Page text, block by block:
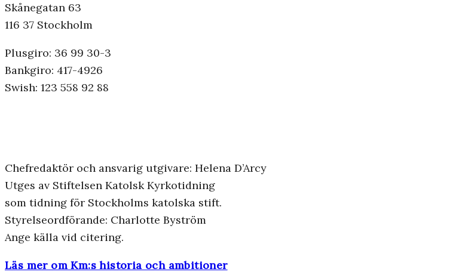
Skånegatan 63
116 37 Stockholm
Plusgiro: 36 99 30-3
Bankgiro: 417-4926
Swish: 123 558 92 88
Chefredaktör och ansvarig utgivare: Helena D’Arcy
Utges av Stiftelsen Katolsk Kyrkotidning
som tidning för Stockholms katolska stift.
Styrelseordförande: Charlotte Byström
Ange källa vid citering.
Läs mer om Km:s historia och ambitioner